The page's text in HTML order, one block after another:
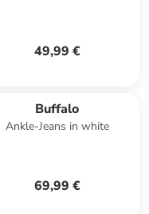
49,99 €
Buffalo
Ankle-Jeans in white
69,99 €